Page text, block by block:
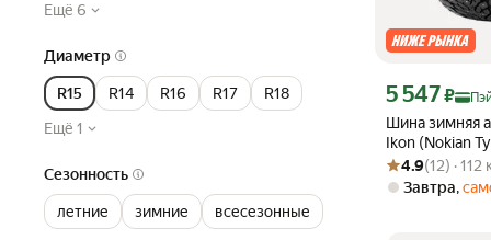
Ещё 6
Диаметр
R15 R14 R16 R17
R18
Ещё 1
Сезонность
летние зимние всесезонные
Шина зимняя
Ikon (Nokian
Ice 9 195/65
Цена с картой
5 547₽
Рейтинг товара:
Оценок: (12) ·
4.9(12) ·
Завтра,